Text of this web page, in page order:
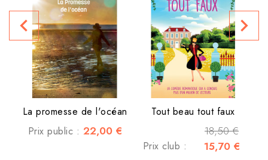
La promesse de l'océan
Prix public : 22,00 €
Tout beau tout faux
18,50 €
Prix club : 15,70 €
navigate_before navigate_next